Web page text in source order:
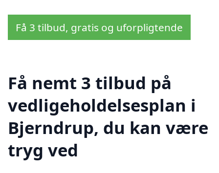
Få 3 tilbud, gratis og uforpligtende
Få nemt 3 tilbud på
vedligeholdelsesplan i
Bjerndrup, du kan være
tryg ved